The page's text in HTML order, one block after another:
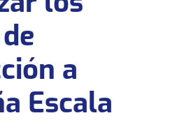
a
Escala